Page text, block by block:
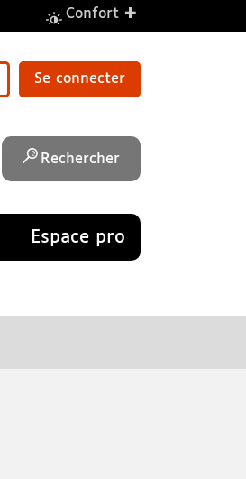
Confort +
Se connecter
Rechercher
Espace pro